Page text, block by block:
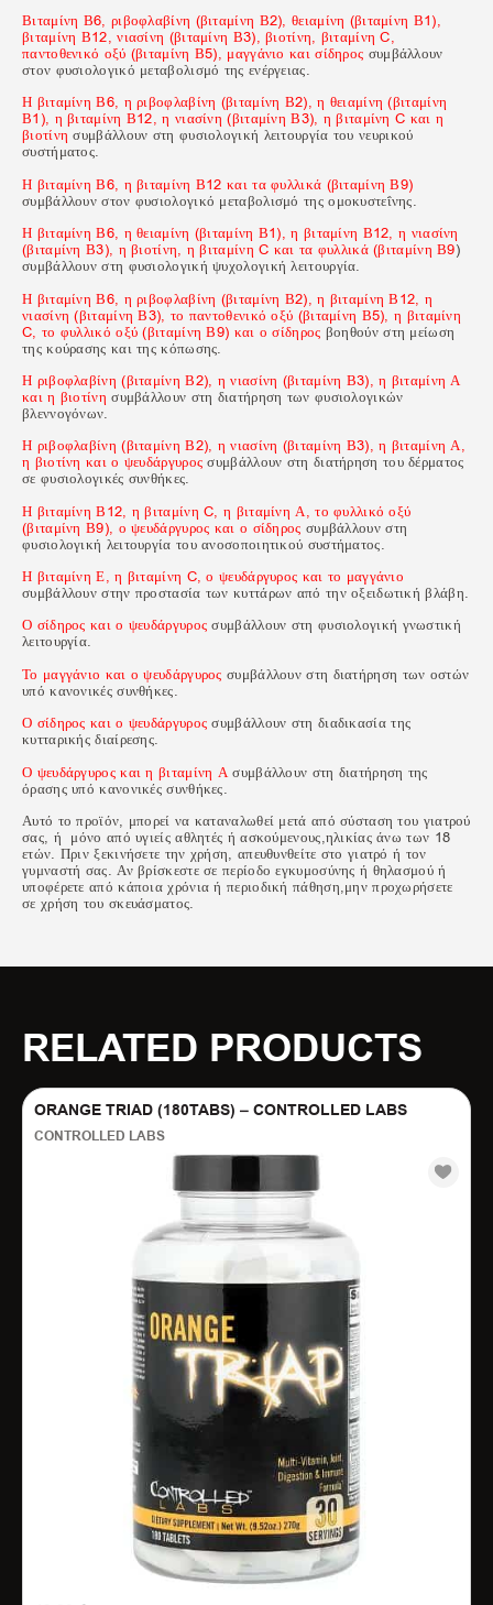
Βιταμίνη Β6, ριβοφλαβίνη (βιταμίνη Β2), θειαμίνη (βιταμίνη Β1),
βιταμίνη Β12, νιασίνη (βιταμίνη Β3), βιοτίνη, βιταμίνη C,
παντοθενικό οξύ (βιταμίνη Β5), μαγγάνιο και σίδηρος συμβάλλουν
στον φυσιολογικό μεταβολισμό της ενέργειας.
Η βιταμίνη Β6, η ριβοφλαβίνη (βιταμίνη Β2), η θειαμίνη (βιταμίνη
Β1), η βιταμίνη Β12, η ​​νιασίνη (βιταμίνη Β3), η βιταμίνη C και η
βιοτίνη συμβάλλουν στη φυσιολογική λειτουργία του νευρικού
συστήματος.
Η βιταμίνη Β6, η βιταμίνη Β12 και τα φυλλικά (βιταμίνη Β9)
συμβάλλουν στον φυσιολογικό μεταβολισμό της ομοκυστεΐνης.
Η βιταμίνη Β6, η θειαμίνη (βιταμίνη Β1), η βιταμίνη Β12, η ​​νιασίνη
(βιταμίνη Β3), η βιοτίνη, η βιταμίνη C και τα φυλλικά (βιταμίνη Β9)
συμβάλλουν στη φυσιολογική ψυχολογική λειτουργία.
Η βιταμίνη Β6, η ριβοφλαβίνη (βιταμίνη Β2), η βιταμίνη Β12, η ​​
νιασίνη (βιταμίνη Β3), το παντοθενικό οξύ (βιταμίνη Β5), η βιταμίνη
C, το φυλλικό οξύ (βιταμίνη Β9) και ο σίδηρος βοηθούν στη μείωση
της κούρασης και της κόπωσης.
Η ριβοφλαβίνη (βιταμίνη Β2), η νιασίνη (βιταμίνη Β3), η βιταμίνη Α
και η βιοτίνη συμβάλλουν στη διατήρηση των φυσιολογικών
βλεννογόνων.
Η ριβοφλαβίνη (βιταμίνη Β2), η νιασίνη (βιταμίνη Β3), η βιταμίνη Α,
η βιοτίνη και ο ψευδάργυρος συμβάλλουν στη διατήρηση του δέρματος
σε φυσιολογικές συνθήκες.
Η βιταμίνη Β12, η ​​βιταμίνη C, η βιταμίνη Α, το φυλλικό οξύ
(βιταμίνη Β9), ο ψευδάργυρος και ο σίδηρος συμβάλλουν στη
φυσιολογική λειτουργία του ανοσοποιητικού συστήματος.
Η βιταμίνη Ε, η βιταμίνη C, ο ψευδάργυρος και το μαγγάνιο
συμβάλλουν στην προστασία των κυττάρων από την οξειδωτική βλάβη.
Ο σίδηρος και ο ψευδάργυρος συμβάλλουν στη φυσιολογική γνωστική
λειτουργία.
Το μαγγάνιο και ο ψευδάργυρος συμβάλλουν στη διατήρηση των οστών
υπό κανονικές συνθήκες.
Ο σίδηρος και ο ψευδάργυρος συμβάλλουν στη διαδικασία της
κυτταρικής διαίρεσης.
Ο ψευδάργυρος και η βιταμίνη Ασυμβάλλουν στη διατήρηση της
όρασης υπό κανονικές συνθήκες.
Αυτό το προϊόν, μπορεί να καταναλωθεί μετά από σύσταση του γιατρού
σας, ή μόνο από υγιείς αθλητές ή ασκούμενους,ηλικίας άνω των 18
ετών. Πριν ξεκινήσετε την χρήση, απευθυνθείτε στο γιατρό ή τον
γυμναστή σας. Αν βρίσκεστε σε περίοδο εγκυμοσύνης ή θηλασμού ή
υποφέρετε από κάποια χρόνια ή περιοδική πάθηση,μην προχωρήσετε
σε χρήση του σκευάσματος.
RELATED PRODUCTS
ORANGE TRIAD (180TABS) – CONTROLLED LABS
CONTROLLED LABS